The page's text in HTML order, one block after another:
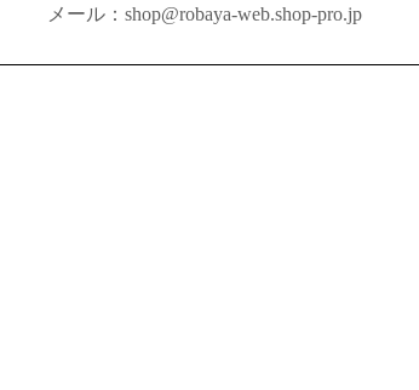
メール：shop@robaya-web.shop-pro.jp